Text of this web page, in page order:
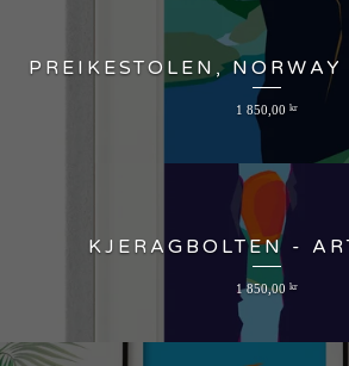
PREIKESTOLEN,
1 850,00 kr
KJERAGBOLTEN -
1 850,00 kr